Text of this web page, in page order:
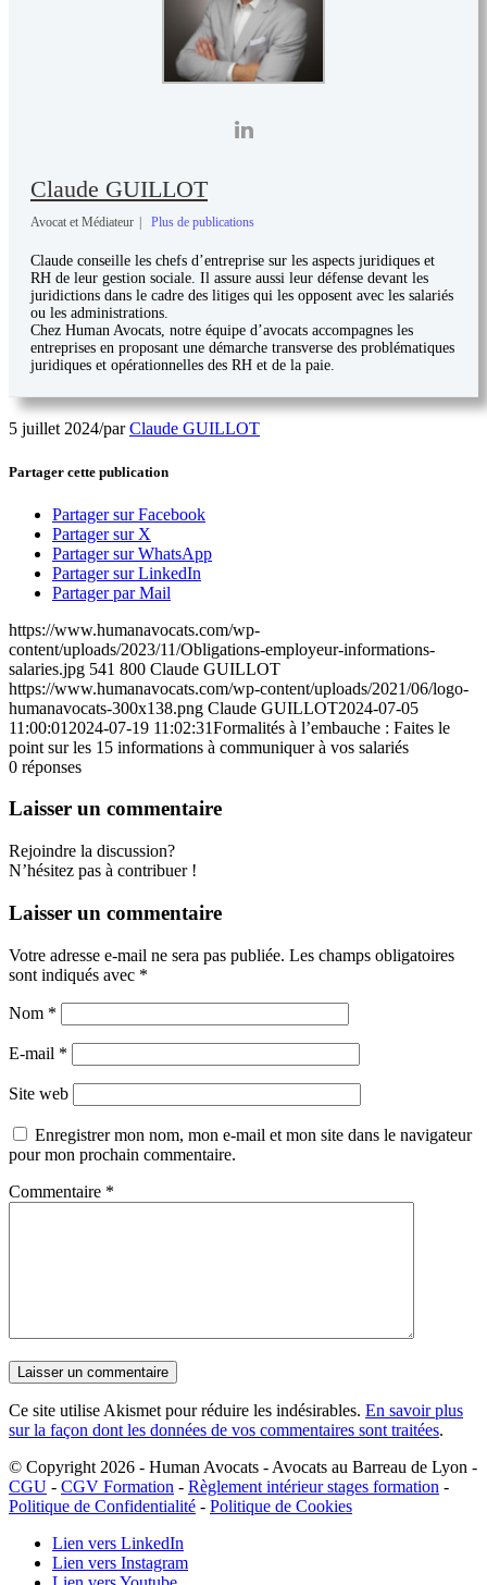
Claude GUILLOT
Avocat et Médiateur Plus de publications
Claude conseille les chefs d’entreprise sur les aspects juridiques et
RH de leur gestion sociale. Il assure aussi leur défense devant les
juridictions dans le cadre des litiges qui les opposent avec les salariés
ou les administrations.
Chez Human Avocats, notre équipe d’avocats accompagnes les
entreprises en proposant une démarche transverse des problématiques
juridiques et opérationnelles des RH et de la paie.
5 juillet 2024/parClaude GUILLOT
Partager cette publication
Partager sur Facebook
Partager sur X
Partager sur WhatsApp
Partager sur LinkedIn
Partager par Mail
https://www.humanavocats.com/wp-
content/uploads/2023/11/Obligations-employeur-informations-
salaries.jpg 541 800 Claude GUILLOT
https://www.humanavocats.com/wp-content/uploads/2021/06/logo-
humanavocats-300x138.png Claude GUILLOT2024-07-05
11:00:01 2024-07-19 11:02:31Formalités à l’embauche : Faites le
point sur les 15 informations à communiquer à vos salariés
0 réponses
Laisser un commentaire
Rejoindre la discussion?
N’hésitez pas à contribuer !
Laisser un commentaire
Votre adresse e-mail ne sera pas publiée. Les champs obligatoires
sont indiqués avec *
Nom *
E-mail *
Site web
Enregistrer mon nom, mon e-mail et mon site dans le navigateur
pour mon prochain commentaire.
Commentaire *
Ce site utilise Akismet pour réduire les indésirables. En savoir plus
sur la façon dont les données de vos commentaires sont traitées.
© Copyright 2026 - Human Avocats - Avocats au Barreau de Lyon -
CGU - CGV Formation - Règlement intérieur stages formation -
Politique de Confidentialité - Politique de Cookies
Lien vers LinkedIn
Lien vers Instagram